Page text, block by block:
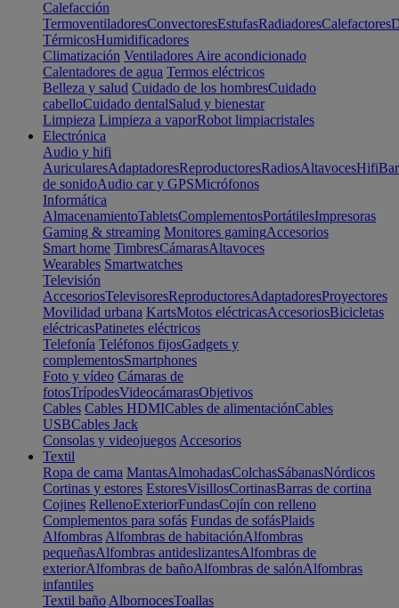
Calefacción
TermoventiladoresConvectoresEstufasRadiadoresCalefactores
TérmicosHumidificadores
Climatización Ventiladores Aire acondicionado
Calentadores de agua Termos eléctricos
Belleza y salud Cuidado de los hombresCuidado
cabelloCuidado dentalSalud y bienestar
Limpieza Limpieza a vaporRobot limpiacristales
Electrónica
Audio y hifi
AuricularesAdaptadoresReproductoresRadiosAltavocesHifi
de sonidoAudio car y GPSMicrófonos
Informática
AlmacenamientoTabletsComplementosPortátilesImpresoras
Gaming & streaming Monitores gamingAccesorios
Smart home TimbresCámarasAltavoces
Wearables Smartwatches
Televisión
AccesoriosTelevisoresReproductoresAdaptadoresProyectores
Movilidad urbana KartsMotos eléctricasAccesoriosBicicletas
eléctricasPatinetes eléctricos
Telefonía Teléfonos fijosGadgets y
complementosSmartphones
Foto y vídeo Cámaras de
fotosTrípodesVideocámarasObjetivos
Cables Cables HDMICables de alimentaciónCables
USBCables Jack
Consolas y videojuegos Accesorios
Textil
Ropa de cama MantasAlmohadasColchasSábanasNórdicos
Cortinas y estores EstoresVisillosCortinasBarras de cortina
Cojines RellenoExteriorFundasCojín con relleno
Complementos para sofás Fundas de sofásPlaids
Alfombras Alfombras de habitaciónAlfombras
pequeñasAlfombras antideslizantesAlfombras de
exteriorAlfombras de bañoAlfombras de salónAlfombras
infantiles
Textil baño AlbornocesToallas